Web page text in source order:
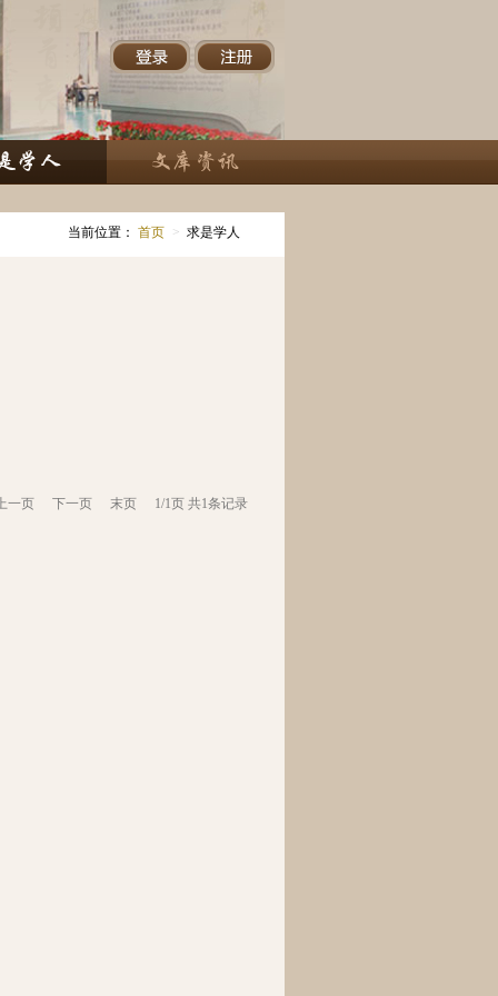
当前位置： 首页 > 求是学人
一页 下一页 末页 1/1页 共1条记录